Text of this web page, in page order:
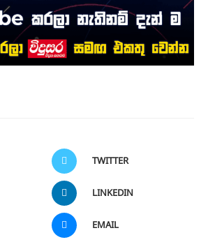
TWITTER
LINKEDIN
EMAIL